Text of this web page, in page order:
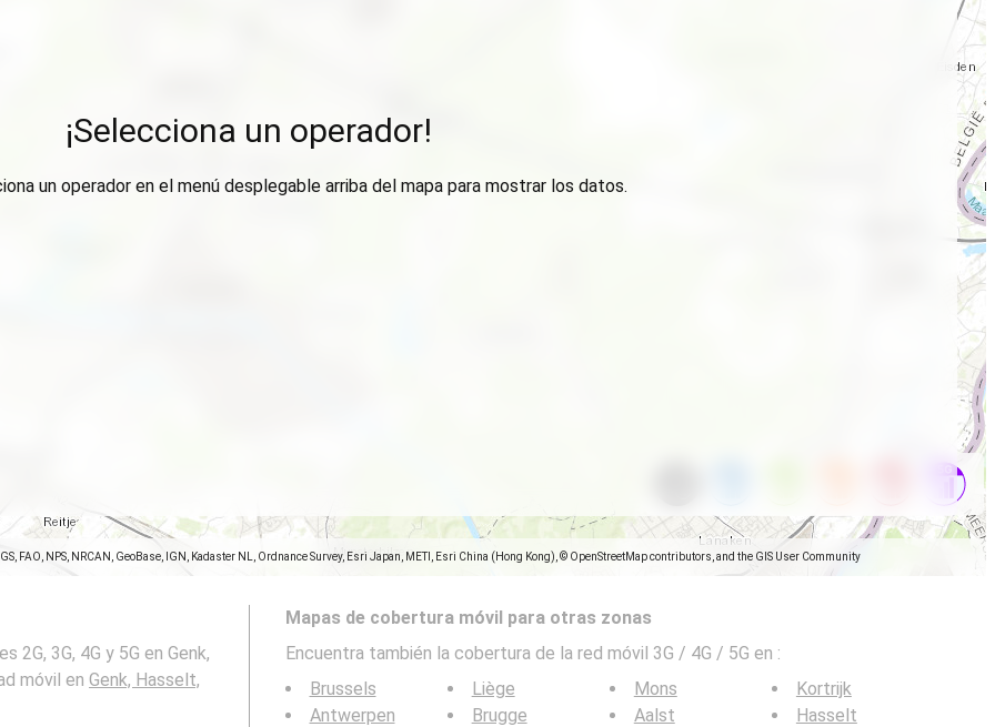
FAO, NPS, NRCAN, GeoBase, IGN, Kadaster NL, Ordnance Survey, Esri Japan, METI, Esri China (Hong Kong), © OpenStreetMap contributors, and the GIS User Community
¡Selecciona un operador!
un operador en el menú desplegable arriba del mapa para mostrar los datos.
3G, 4G y 5G en Genk,
móvil en Genk, Hasselt,
Mapas de cobertura móvil para otras zonas
Encuentra también la cobertura de la red móvil 3G / 4G / 5G en :
Brussels
Antwerpen
Liège
Brugge
Mons
Aalst
Kortrijk
Hasselt